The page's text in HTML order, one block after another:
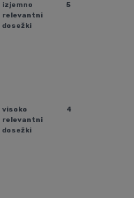
izjemno
relevantni
dosežki
5
visoko
relevantni
dosežki
4